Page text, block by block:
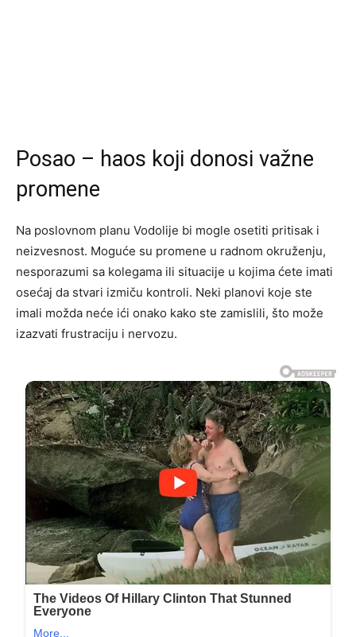
Posao – haos koji donosi važne
promene
Na poslovnom planu Vodolije bi mogle osetiti pritisak i
neizvesnost. Moguće su promene u radnom okruženju,
nesporazumi sa kolegama ili situacije u kojima ćete imati
osećaj da stvari izmiču kontroli. Neki planovi koje ste
imali možda neće ići onako kako ste zamislili, što može
izazvati frustraciju i nervozu.